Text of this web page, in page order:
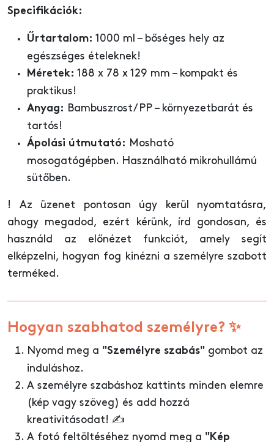
Specifikációk:
Űrtartalom: 1000 ml – bőséges hely az
egészséges ételeknek!
Méretek: 188 x 78 x 129 mm – kompakt és
praktikus!
Anyag:
Bambuszrost/PP – környezetbarát és
tartós!
Ápolási útmutató:
Mosható
mosogatógépben. Használható mikrohullámú
sütőben.
! Az üzenet pontosan úgy kerül nyomtatásra,
ahogy megadod, ezért kérünk, írd gondosan, és
használd az előnézet funkciót, amely segít
elképzelni, hogyan fog kinézni a személyre szabott
terméked.
Hogyan szabhatod személyre? ✨
Nyomd meg a "Személyre szabás" gombot az
induláshoz.
A személyre szabáshoz kattints minden elemre
(kép vagy szöveg) és add hozzá
kreativitásodat! ✍️
A fotó feltöltéséhez nyomd meg a "Kép